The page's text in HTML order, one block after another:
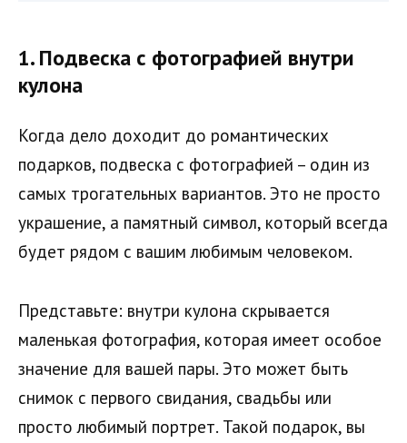
1.Подвеска с фотографией внутри
кулона
Когда дело доходит до романтических
подарков, подвеска с фотографией – один из
самых трогательных вариантов. Это не просто
украшение, а памятный символ, который всегда
будет рядом с вашим любимым человеком.
Представьте: внутри кулона скрывается
маленькая фотография, которая имеет особое
значение для вашей пары. Это может быть
снимок с первого свидания, свадьбы или
просто любимый портрет. Такой подарок, вы